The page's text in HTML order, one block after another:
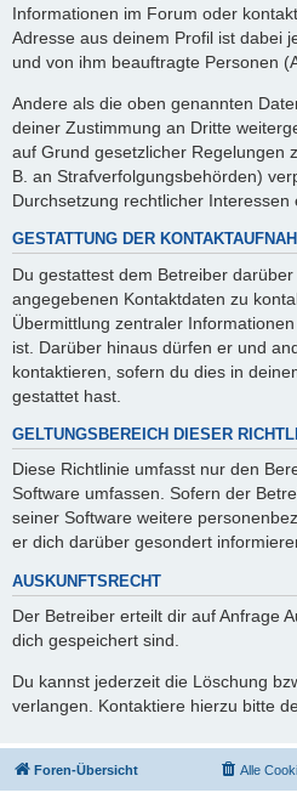
Informationen im Forum oder
Adresse aus deinem Profil ist dabei
und von ihm beauftragte Personen
Andere als die oben genannten
deiner Zustimmung an Dritte
auf Grund gesetzlicher Regelungen
B. an Strafverfolgungsbehörden)
Durchsetzung rechtlicher Interessen
GESTATTUNG DER
Du gestattest dem Betreiber
angegebenen Kontaktdaten zu
Übermittlung zentraler
ist. Darüber hinaus dürfen er und
kontaktieren, sofern du dies in
gestattet hast.
GELTUNGSBEREICH DIESER
Diese Richtlinie umfasst nur den
Software umfassen. Sofern der
seiner Software weitere
er dich darüber gesondert
AUSKUNFTSRECHT
Der Betreiber erteilt dir auf Anfrage
dich gespeichert sind.
Du kannst jederzeit die Löschung
verlangen. Kontaktiere hierzu bitte
Foren-Übersicht Alle